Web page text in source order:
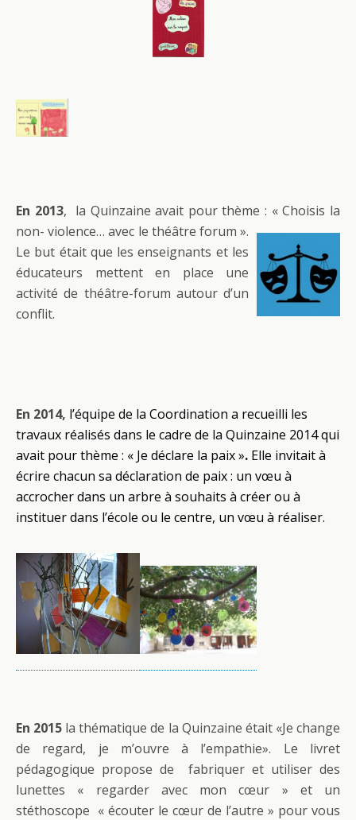
En 2013, la Quinzaine avait pour thème : « Choisis la
non-violence… avec le théâtre forum ».
Le but était que les enseignants et les
éducateurs mettent en place une
activité de théâtre-forum autour d’un
conflit.
En 2014, l’équipe de la Coordination a recueilli les
travaux réalisés dans le cadre de la Quinzaine 2014 qui
avait pour thème : « Je déclare la paix ». Elle invitait à
écrire chacun sa déclaration de paix : un vœu à
accrocher dans un arbre à souhaits à créer ou à
instituer dans l’école ou le centre, un vœu à réaliser.
En 2015 la thématique de la Quinzaine était «Je change
de regard, je m’ouvre à l’empathie». Le livret
pédagogique propose de fabriquer et utiliser des
lunettes « regarder avec mon cœur » et un
stéthoscope « écouter le cœur de l’autre » pour vous